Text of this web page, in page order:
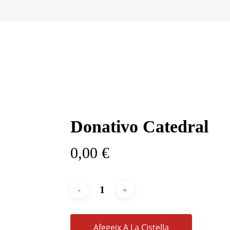
Donativo Catedral
0,00 €
Afegeix A La Cistella